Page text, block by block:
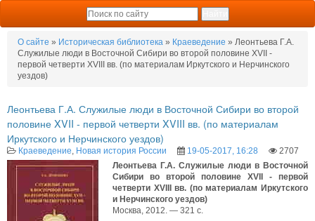
О сайте » Историческая библиотека » Краеведение » Леонтьева Г.А.
Служилые люди в Восточной Сибири во второй половине XVII -
первой четверти XVIII вв. (по материалам Иркутского и Нерчинского
уездов)
Леонтьева Г.А. Служилые люди в Восточной Сибири во второй
половине XVII - первой четверти XVIII вв. (по материалам
Иркутского и Нерчинского уездов)
Краеведение Новая история России 19-05-2017, 16:28
2707
Леонтьева Г.А. Служилые люди в Восточной
Сибири во второй половине XVII - первой
четверти XVIII вв. (по материалам Иркутского
и Нерчинского уездов)
Москва, 2012. — 321 с.